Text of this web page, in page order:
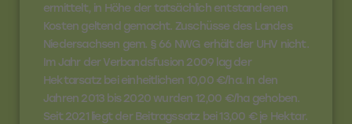
ermittelt, in Höhe der tatsächlich entstandenen
Kosten geltend gemacht. Zuschüsse des Landes
Niedersachsen gem. § 66 NWG erhält der UHV nicht.
Im Jahr der Verbandsfusion 2009 lag der
Hektarsatz bei einheitlichen 10,00 €/ha. In den
Jahren 2013 bis 2020 wurden 12,00 €/ha gehoben.
Seit 2021 liegt der Beitragssatz bei 13,00 € je Hektar.